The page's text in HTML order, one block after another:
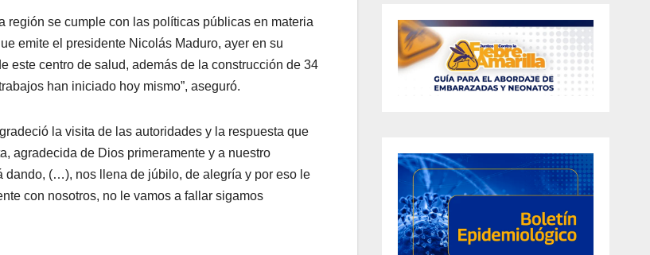
región se cumple con las políticas públicas en materia
emite el presidente Nicolás Maduro, ayer en su
este centro de salud, además de la construcción de 34
han iniciado hoy mismo”, aseguró.
la visita de las autoridades y la respuesta que
agradecida de Dios primeramente y a nuestro
dando, (…), nos llena de júbilo, de alegría y por eso le
con nosotros, no le vamos a fallar sigamos